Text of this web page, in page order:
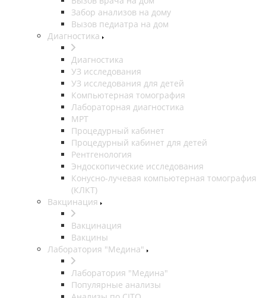
Забор анализов на дому
Вызов педиатра на дом
Диагностика
Диагностика
УЗ исследования
УЗ исследования для детей
Компьютерная томография
Лабораторная диагностика
МРТ
Процедурный кабинет
Процедурный кабинет для детей
Рентгенология
Эндоскопические исследования
Конусно-лучевая компьютерная томография
(КЛКТ)
Вакцинация
Вакцинация
Вакцины
Лаборатория "Медина"
Лаборатория "Медина"
Популярные анализы